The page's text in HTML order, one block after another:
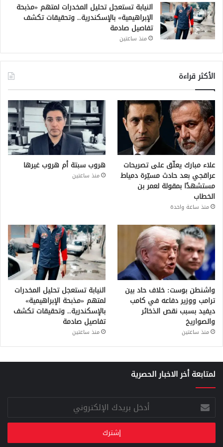
النيابة تستعجل تحليل المخدرات لمتهم «مذبحة
الإبراهيمية» بالإسكندرية.. وتحقيقات تكشف
تفاصيل صادمة
منذ ساعتين
الأكثر قراءة
علاء مبارك يعلّق على تصريحات
عراقجي بعد حادث مسيّرة دمياط
مستشهدًا بمقولة لعمر بن
الخطاب
منذ ساعة واحدة
هروب سبتة أم هروب غيرها
منذ ساعتين
واشنطن بوست: خلاف حاد بين
ترامب ووزير دفاعه في كامب
ديفيد بسبب نقص الذخائر
والصواريخ
منذ ساعتين
النيابة تستعجل تحليل المخدرات
لمتهم «مذبحة الإبراهيمية»
بالإسكندرية.. وتحقيقات تكشف
تفاصيل صادمة
منذ ساعتين
لمتابعة أخر الاخبار الحصرية
أدخل
بريدك
الإلكتروني